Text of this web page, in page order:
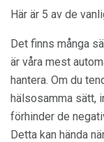
Här är 5 av de
Det finns många
är våra mest
hantera. Om du
hälsosamma sätt,
förhinder de
Detta kan hända